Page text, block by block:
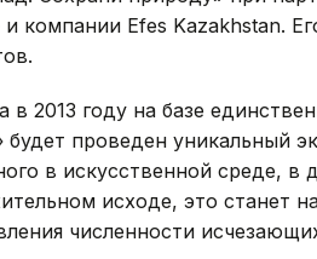
компании Efes Kazakhstan.
2013 году на базе
проведен уникальный
в искусственной среде, в
исходе, это станет
численности